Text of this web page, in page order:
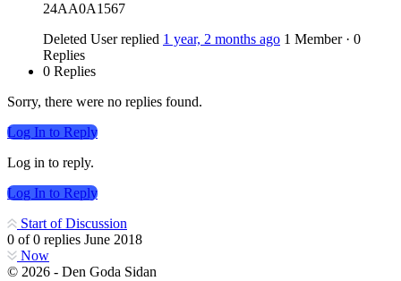
24AA0A1567
Deleted User replied 1 year, 2 months ago 1 Member · 0
Replies
0 Replies
Sorry, there were no replies found.
Log In to Reply
Log in to reply.
Log In to Reply
Start of Discussion
0 of0 replies June 2018
Now
© 2026 - Den Goda Sidan